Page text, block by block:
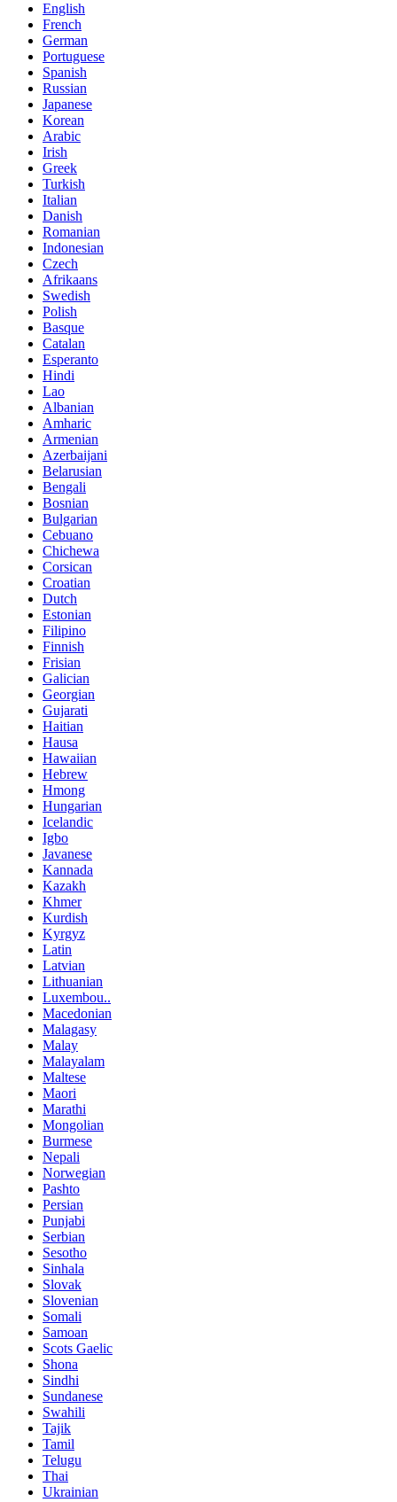
English
French
German
Portuguese
Spanish
Russian
Japanese
Korean
Arabic
Irish
Greek
Turkish
Italian
Danish
Romanian
Indonesian
Czech
Afrikaans
Swedish
Polish
Basque
Catalan
Esperanto
Hindi
Lao
Albanian
Amharic
Armenian
Azerbaijani
Belarusian
Bengali
Bosnian
Bulgarian
Cebuano
Chichewa
Corsican
Croatian
Dutch
Estonian
Filipino
Finnish
Frisian
Galician
Georgian
Gujarati
Haitian
Hausa
Hawaiian
Hebrew
Hmong
Hungarian
Icelandic
Igbo
Javanese
Kannada
Kazakh
Khmer
Kurdish
Kyrgyz
Latin
Latvian
Lithuanian
Luxembou..
Macedonian
Malagasy
Malay
Malayalam
Maltese
Maori
Marathi
Mongolian
Burmese
Nepali
Norwegian
Pashto
Persian
Punjabi
Serbian
Sesotho
Sinhala
Slovak
Slovenian
Somali
Samoan
Scots Gaelic
Shona
Sindhi
Sundanese
Swahili
Tajik
Tamil
Telugu
Thai
Ukrainian